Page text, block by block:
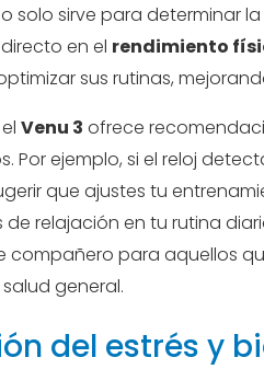
solo sirve para determinar
en el rendimiento
sus rutinas,
Venu 3 ofrece
Por ejemplo, si el reloj
que ajustes tu
de relajación en tu rutina
compañero para aquellos
general.
del estrés y